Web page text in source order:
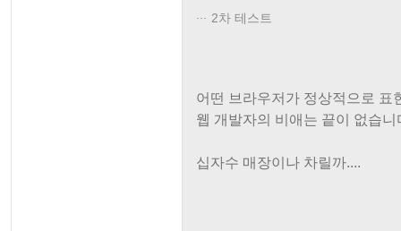
2차 테스트
어떤 브라우저가 정상적으로 표
웹 개발자의 비애는 끝이 없습니
십자수 매장이나 차릴까....